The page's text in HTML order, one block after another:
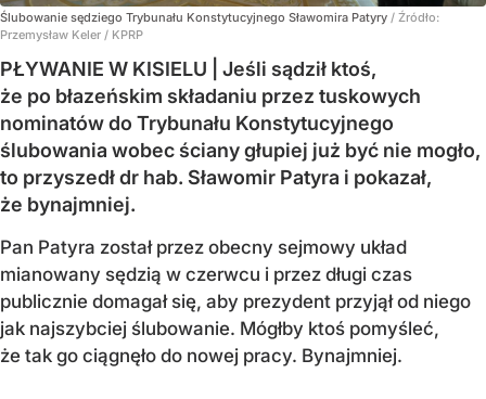
Ślubowanie sędziego Trybunału Konstytucyjnego Sławomira Patyry / Źródło:
Przemysław Keler / KPRP
PŁYWANIE W KISIELU | Jeśli sądził ktoś,
że po błazeńskim składaniu przez tuskowych
nominatów do Trybunału Konstytucyjnego
ślubowania wobec ściany głupiej już być nie mogło,
to przyszedł dr hab. Sławomir Patyra i pokazał,
że bynajmniej.
Pan Patyra został przez obecny sejmowy układ
mianowany sędzią w czerwcu i przez długi czas
publicznie domagał się, aby prezydent przyjął od niego
jak najszybciej ślubowanie. Mógłby ktoś pomyśleć,
że tak go ciągnęło do nowej pracy. Bynajmniej.